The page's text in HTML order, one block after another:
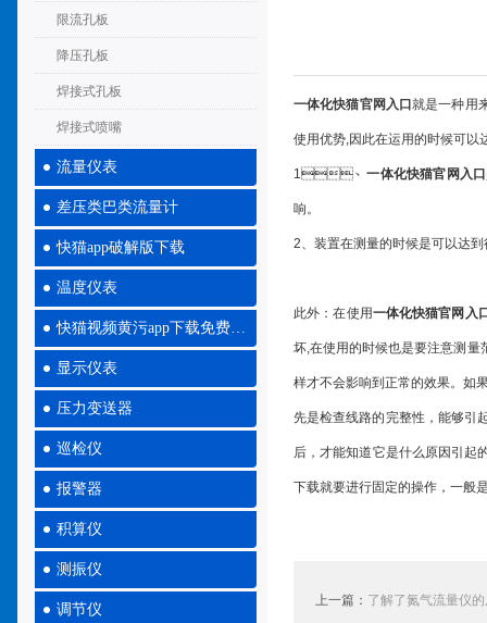
限流孔板
降压孔板
焊接式孔板
焊接式喷嘴
流量仪表
差压类巴类流量计
快猫app破解版下载
温度仪表
快猫视频黄污app下载免费大全
显示仪表
压力变送器
巡检仪
报警器
积算仪
测振仪
调节仪
一体化快猫官网入口就是一种用
使用优势,因此在运用的时候可以
1、一体化快猫官网入口
响。
2、装置在测量的时候是可以
此外：在使用一体化快猫官网入
坏,在使用的时候也是要注意测量
样才不会影响到正常的效果。
先是检查线路的完整性，能够引
后，才能知道它是什么原因引起
下载就要进行固定的操作，一般
上一篇： 了解了氮气流量仪的